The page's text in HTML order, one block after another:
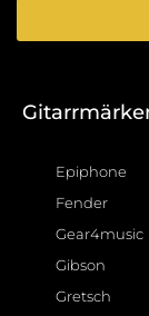
Epiphone
Fender
Gear4music
Gibson
Gretsch